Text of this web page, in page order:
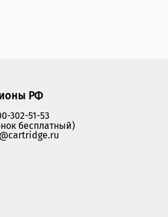
РФ
302-51-53
бесплатный)